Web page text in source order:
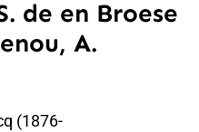
de en Broese
A.
(1876-